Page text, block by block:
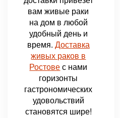
вам живые раки
на дом в любой
удобный день и
время. Доставка
живых раков в
Ростовес нами
горизонты
гастрономических
удовольствий
становятся шире!